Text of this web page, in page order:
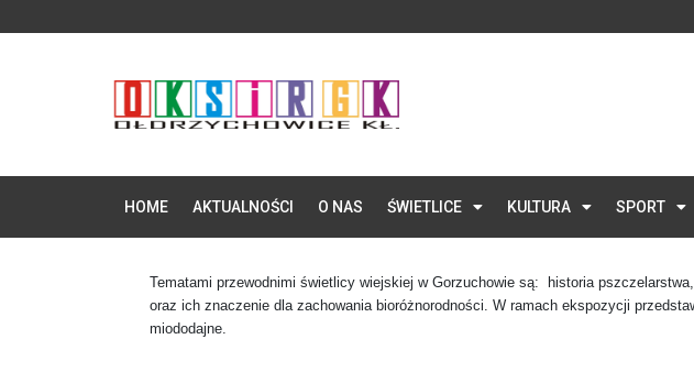
HOME AKTUALNOŚCI O NAS ŚWIETLICE KULTURA SPORT
Tematami przewodnimi świetlicy wiejskiej w Gorzuchowie są: historia
oraz ich znaczenie dla zachowania bioróżnorodności. W ramach ekspozycji
miododajne.